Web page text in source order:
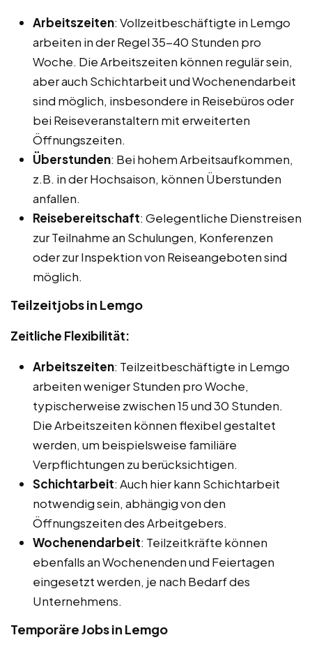
Arbeitszeiten: Vollzeitbeschäftigte in Lemgo
arbeiten in der Regel 35-40 Stunden pro
Woche. Die Arbeitszeiten können regulär sein,
aber auch Schichtarbeit und Wochenendarbeit
sind möglich, insbesondere in Reisebüros oder
bei Reiseveranstaltern mit erweiterten
Öffnungszeiten.
Überstunden: Bei hohem Arbeitsaufkommen,
z.B. in der Hochsaison, können Überstunden
anfallen.
Reisebereitschaft: Gelegentliche Dienstreisen
zur Teilnahme an Schulungen, Konferenzen
oder zur Inspektion von Reiseangeboten sind
möglich.
Teilzeitjobs in Lemgo
Zeitliche Flexibilität:
Arbeitszeiten: Teilzeitbeschäftigte in Lemgo
arbeiten weniger Stunden pro Woche,
typischerweise zwischen 15 und 30 Stunden.
Die Arbeitszeiten können flexibel gestaltet
werden, um beispielsweise familiäre
Verpflichtungen zu berücksichtigen.
Schichtarbeit: Auch hier kann Schichtarbeit
notwendig sein, abhängig von den
Öffnungszeiten des Arbeitgebers.
Wochenendarbeit: Teilzeitkräfte können
ebenfalls an Wochenenden und Feiertagen
eingesetzt werden, je nach Bedarf des
Unternehmens.
Temporäre Jobs in Lemgo